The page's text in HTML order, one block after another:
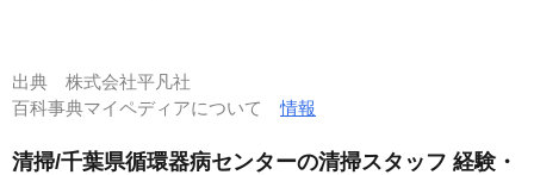
出典 株式会社平凡社
百科事典マイペディアについて情報
清掃/千葉県循環器病センターの清掃スタッフ 経験・